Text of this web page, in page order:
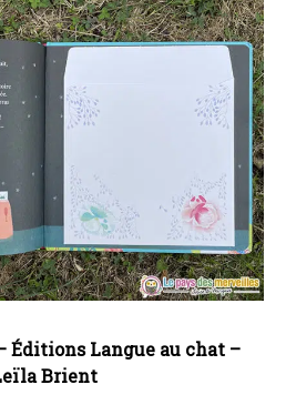
Éditions Langue au chat –
Brient